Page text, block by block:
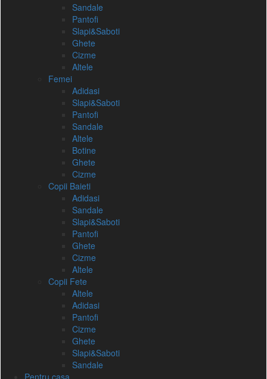
Sandale
Pantofi
Slapi&Saboti
Ghete
Cizme
Altele
Femei
Adidasi
Slapi&Saboti
Pantofi
Sandale
Altele
Botine
Ghete
Cizme
Copii Baieti
Adidasi
Sandale
Slapi&Saboti
Pantofi
Ghete
Cizme
Altele
Copii Fete
Altele
Adidasi
Pantofi
Cizme
Ghete
Slapi&Saboti
Sandale
Pentru casa